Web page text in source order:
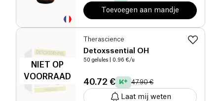
Toevoegen aan mandje
NIET OP
VOORRAAD
Therascience
Detoxssential OH
50 gelules | 0.96 €/u
40.72 € 47.90 €
Laat mij weten